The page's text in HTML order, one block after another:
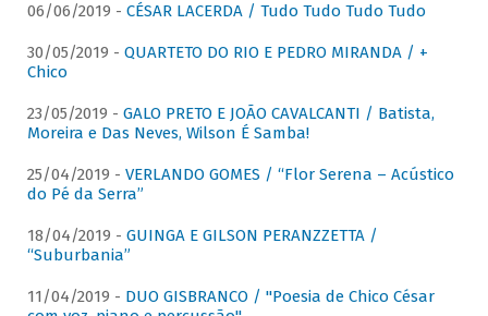
06/06/2019 - CÉSAR LACERDA / Tudo Tudo Tudo Tudo
30/05/2019 - QUARTETO DO RIO E PEDRO MIRANDA / +
Chico
23/05/2019 - GALO PRETO E JOÃO CAVALCANTI / Batista,
Moreira e Das Neves, Wilson É Samba!
25/04/2019 - VERLANDO GOMES / “Flor Serena – Acústico
do Pé da Serra”
18/04/2019 - GUINGA E GILSON PERANZZETTA /
“Suburbania”
11/04/2019 - DUO GISBRANCO / "Poesia de Chico César